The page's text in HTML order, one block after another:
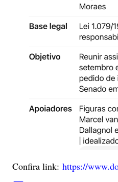
Confira link: https://